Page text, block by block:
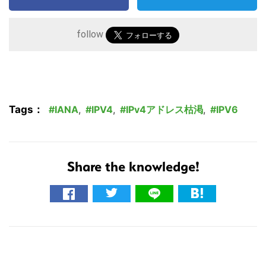
follow
Tags： IANA, IPV4, IPv4アドレス枯渇, IPV6
Share the knowledge!
を